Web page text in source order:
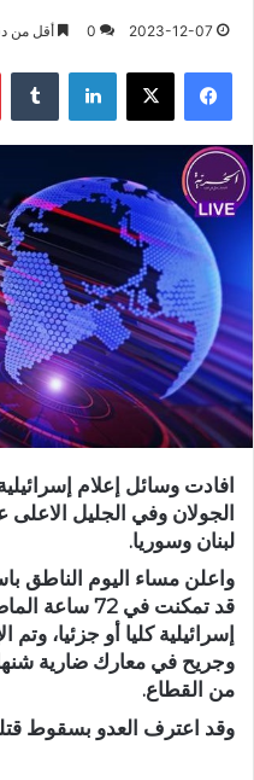
2023-12-07
0 أقل من
فيسبوك X لينكدإن
‏افادت وسائل إعلام
الجولان وفي الجليل
لبنان وسوريا.
واعلن مساء اليوم الناطق
إسرائيلية كليا أو جزئيا، وتم
وجريح في معارك ضارية
من القطاع.
وقد اعترف العدو بسقوط